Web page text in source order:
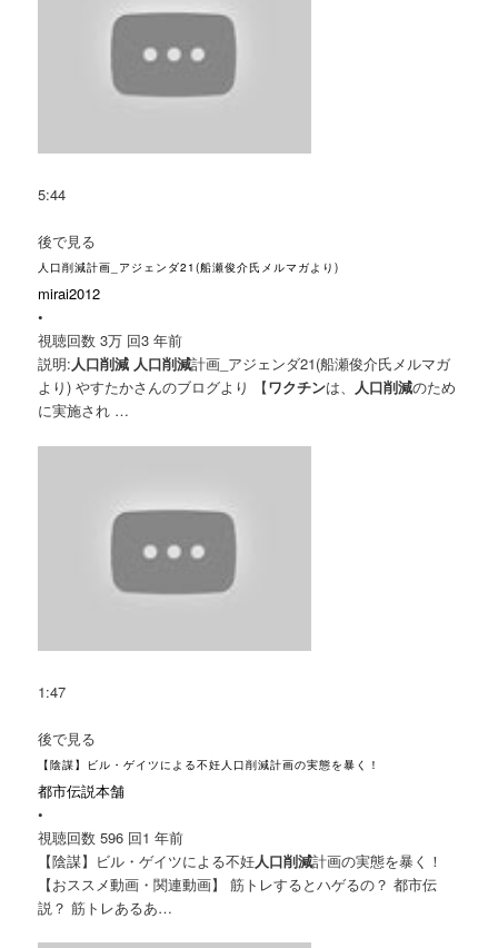
5:44
後で見る
人口削減計画_アジェンダ21(船瀬俊介氏メルマガより)
mirai2012
•
視聴回数 3万 回3 年前
説明:人口削減 人口削減計画_アジェンダ21(船瀬俊介氏メルマガ
より) やすたかさんのブログより 【ワクチンは、 人口削減のため
に実施され …
1:47
後で見る
【陰謀】ビル・ゲイツによる不妊人口削減計画の実態を暴く！
都市伝説本舗
•
視聴回数 596 回1 年前
【陰謀】ビル・ゲイツによる不妊人口削減計画の実態を暴く！
【おススメ動画・関連動画】 筋トレするとハゲるの？ 都市伝
説？ 筋トレあるあ…